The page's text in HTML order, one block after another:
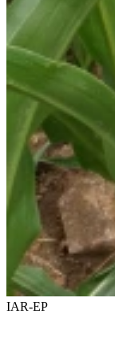
IAR-EP